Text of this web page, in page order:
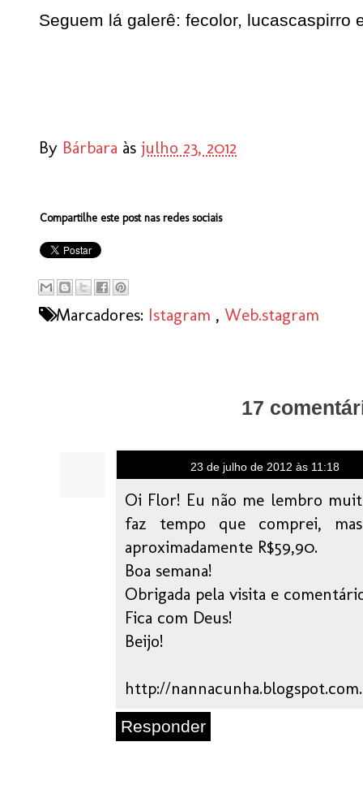
Seguem lá galerê: fecolor, lucascaspirro
By Bárbara às julho 23, 2012
Compartilhe este post nas redes sociais
Marcadores: Istagram , Web.stagram
17
23 de julho de 2012 às 11:18
Oi Flor! Eu não me lembro
faz tempo que comprei,
aproximadamente R$59,90.
Boa semana!
Obrigada pela visita e
Fica com Deus!
Beijo!
http://
Responder